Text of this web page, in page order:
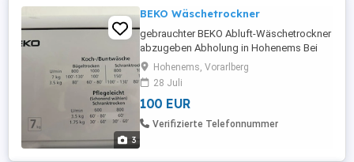
3
BEKO Wäschetrockner
gebrauchter BEKO Abluft-Wäschetrockner
abzugeben Abholung in Hohenems Bei
gleichzeitiger Abnahme der BOSCH
Waschmaschine (Inserat ID: 1785229765)
Preis 350 Euro statt 400 Euro für beide
Geräte
Hohenems, Vorarlberg
28 Juli
100 EUR
Verifizierte Telefonnummer